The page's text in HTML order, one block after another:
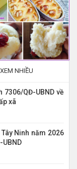
XEM NHIỀU
7306/QĐ-UBND về
xã
Ninh năm 2026